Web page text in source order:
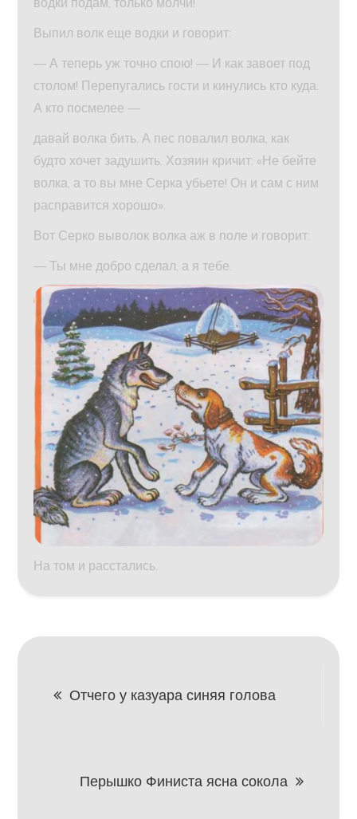
Выпил волк еще водки и говорит:
— А теперь уж точно спою! — И как завоет под
столом! Перепугались гости и кинулись кто куда.
А кто посмелее —
давай волка бить. А пес повалил волка, как
будто хочет задушить. Хозяин кричит: «Не бейте
волка, а то вы мне Серка убьете! Он и сам с ним
расправится хорошо».
Вот Серко выволок волка аж в поле и говорит:
— Ты мне добро сделал, а я тебе.
На том и расстались.
Навигация
записям
Отчего у казуара синяя голова
Перышко Финиста ясна сокола